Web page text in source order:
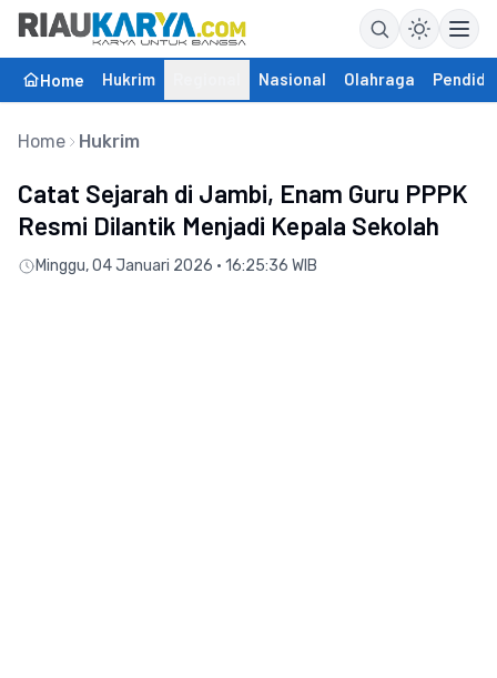
Home Hukrim Nasional Olahraga
Home Hukrim
Catat Sejarah di Jambi, Enam Guru PPPK
Resmi Dilantik Menjadi Kepala Sekolah
Minggu, 04 Januari 2026 • 16:25:36 WIB